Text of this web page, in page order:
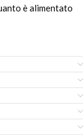
è alimentato